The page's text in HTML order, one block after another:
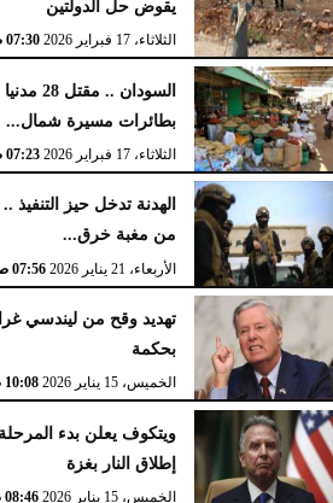
يقوض حل الدولتين
الثلاثاء، 17 فبراير 2026 07:30 صـ
بطائرات مسيرة شمال...
الثلاثاء، 17 فبراير 2026 07:23 صـ
الهدنة تدخل حيز
من مغبة خرق...
الأربعاء، 21 يناير 2026 07:56 صـ
تهديد وقح من ليندسي
بحكمة
الخميس، 15 يناير 2026 10:08 صـ
ويتكوف يعلن بدء
إطلاق النار بغزة
الخميس، 15 يناير 2026 08:46 صـ